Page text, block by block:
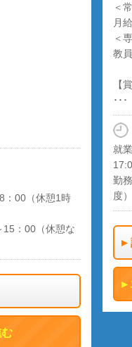
：00（休憩1時
15：00（休憩な
＜
月
＜
教
【
･･･
就
勤
度）